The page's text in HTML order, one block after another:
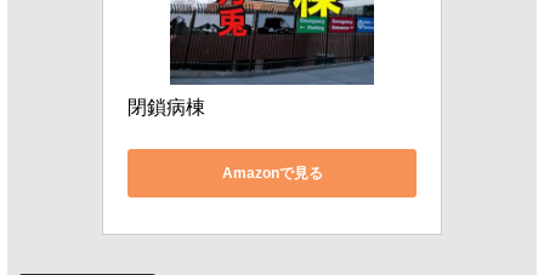
閉鎖病棟
Amazonで見る